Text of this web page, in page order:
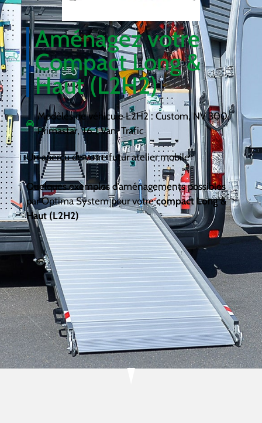
Aménagez votre
Compact Long &
Haut (L2H2)
Modèles de véhicule L2H2 : Custom,NV 300,
Primastar,T6.1 Van,Trafic
Un aperçu de votre futur atelier mobile
Quelques exemples d’aménagements possibles
par Optima System pour votrecompact Long &
Haut (L2H2)